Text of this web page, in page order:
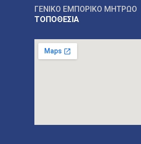
ΓΕΝΙΚΟ ΕΜΠΟΡΙΚΟ ΜΗΤΡΩΟ
ΤΟΠΟΘΕΣΙΑ